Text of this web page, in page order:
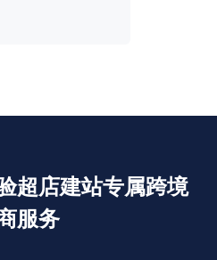
超店建站专属跨境
服务